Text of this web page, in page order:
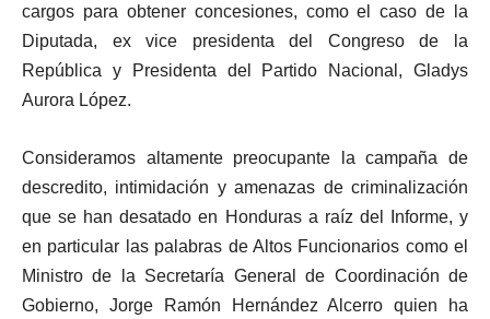
cargos para obtener concesiones, como el caso de la
Diputada, ex vice presidenta del Congreso de la
República y Presidenta del Partido Nacional, Gladys
Aurora López.
Consideramos altamente preocupante la campaña de
descredito, intimidación y amenazas de criminalización
que se han desatado en Honduras a raíz del Informe, y
en particular las palabras de Altos Funcionarios como el
Ministro de la Secretaría General de Coordinación de
Gobierno, Jorge Ramón Hernández Alcerro quien ha